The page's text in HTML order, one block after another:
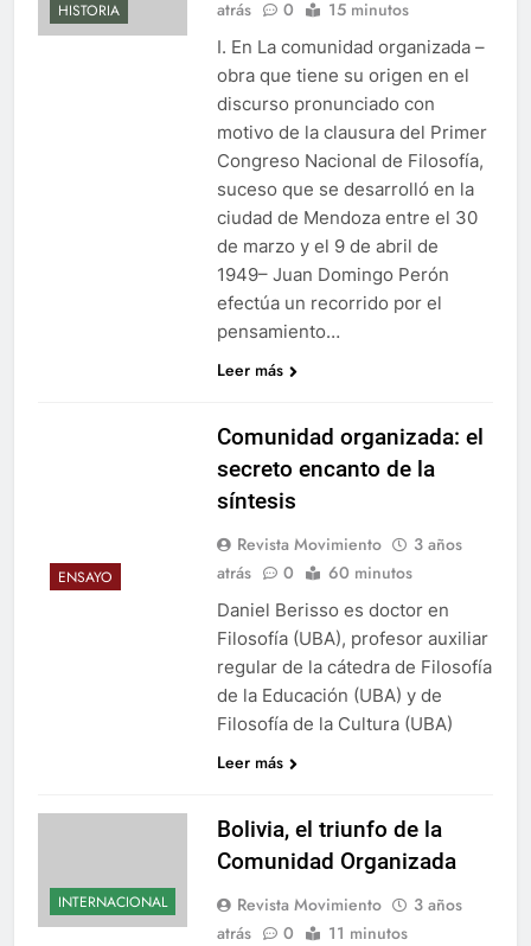
HISTORIA atrás 0 15 minutos
I. En La comunidad organizada –
obra que tiene su origen en el
discurso pronunciado con
motivo de la clausura del Primer
Congreso Nacional de Filosofía,
suceso que se desarrolló en la
ciudad de Mendoza entre el 30
de marzo y el 9 de abril de
1949– Juan Domingo Perón
efectúa un recorrido por el
pensamiento…
Leer más
ENSAYO
Comunidad organizada: el
secreto encanto de la
síntesis
Revista Movimiento
3 años
atrás
0 60 minutos
Daniel Berisso es doctor en
Filosofía (UBA), profesor auxiliar
regular de la cátedra de Filosofía
de la Educación (UBA) y de
Filosofía de la Cultura (UBA)
Leer más
INTERNACIONAL
Bolivia, el triunfo de la
Comunidad Organizada
Revista Movimiento
3 años
atrás
0 11 minutos